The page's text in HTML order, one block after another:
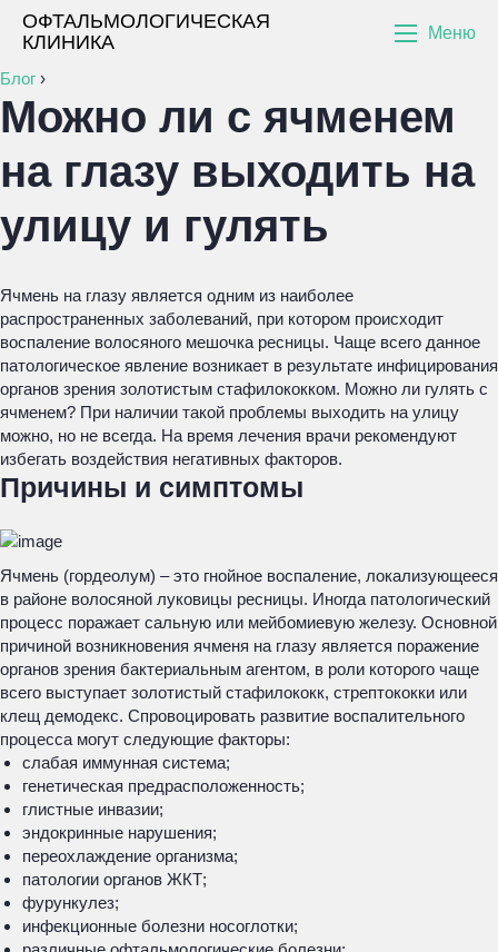
ОФТАЛЬМОЛОГИЧЕСКАЯ
КЛИНИКА
Меню
Блог ›
Можно ли с ячменем
на глазу выходить на
улицу и гулять
Ячмень на глазу является одним из наиболее
распространенных заболеваний, при котором происходит
воспаление волосяного мешочка ресницы. Чаще всего данное
патологическое явление возникает в результате инфицирования
органов зрения золотистым стафилококком. Можно ли гулять с
ячменем? При наличии такой проблемы выходить на улицу
можно, но не всегда. На время лечения врачи рекомендуют
избегать воздействия негативных факторов.
Причины и симптомы
Ячмень (гордеолум) – это гнойное воспаление, локализующееся
в районе волосяной луковицы ресницы. Иногда патологический
процесс поражает сальную или мейбомиевую железу. Основной
причиной возникновения ячменя на глазу является поражение
органов зрения бактериальным агентом, в роли которого чаще
всего выступает золотистый стафилококк, стрептококки или
клещ демодекс. Спровоцировать развитие воспалительного
процесса могут следующие факторы:
слабая иммунная система;
генетическая предрасположенность;
глистные инвазии;
эндокринные нарушения;
переохлаждение организма;
патологии органов ЖКТ;
фурункулез;
инфекционные болезни носоглотки;